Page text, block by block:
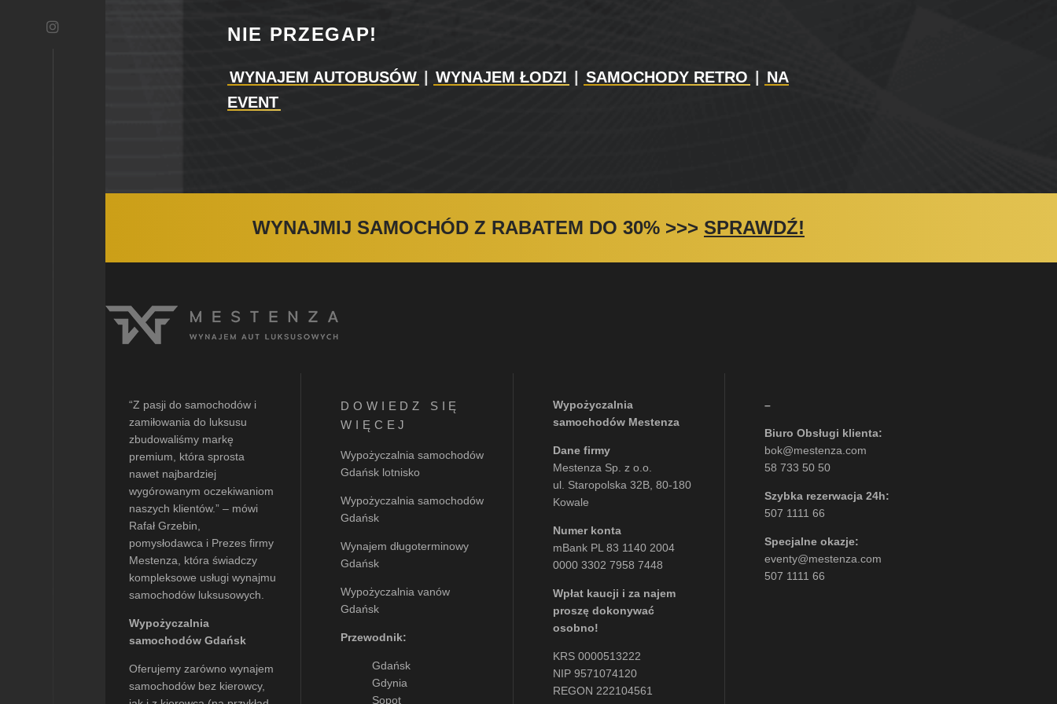
NIE PRZEGAP!
WYNAJEM AUTOBUSÓW | WYNAJEM ŁODZI | SAMOCHODY RETRO | NA
EVENT
WYNAJMIJ SAMOCHÓD Z RABATEM DO 30%>>> SPRAWDŹ!
“Z pasji do samochodów i
zamiłowania do luksusu
zbudowaliśmy markę
premium, która sprosta
nawet najbardziej
wygórowanym oczekiwaniom
naszych klientów.” – mówi
Rafał Grzebin
pomysłodawca i Prezes firmy
Mestenza, która świadczy
kompleksowe usługi wynajmu
samochodów luksusowych.
Wypożyczalnia
samochodów Gdańsk
Oferujemy zarówno wynajem
samochodów bez kierowcy,
DOWIEDZ SIĘ
WIĘCEJ
Wypożyczalnia samochodów
Gdańsk lotnisko
Wypożyczalnia samochodów
Gdańsk
Wynajem długoterminowy
Gdańsk
Wypożyczalnia vanów
Gdańsk
Przewodnik:
Gdańsk
Gdynia
Sopot
Wypożyczalnia
samochodów Mestenza
Dane firmy
Mestenza Sp. z o.o.
ul. Staropolska 32B, 80-180
Kowale
Numer konta
mBank PL 83 1140 2004
0000 3302 7958 7448
Wpłat kaucji i za najem
proszę dokonywać
osobno!
KRS 0000513222
NIP 9571074120
REGON 222104561
–
Biuro Obsługi klienta:
bok@mestenza.com
58 733 50 50
Szybka rezerwacja 24h:
507 1111 66
Specjalne okazje:
eventy@mestenza.com
507 1111 66